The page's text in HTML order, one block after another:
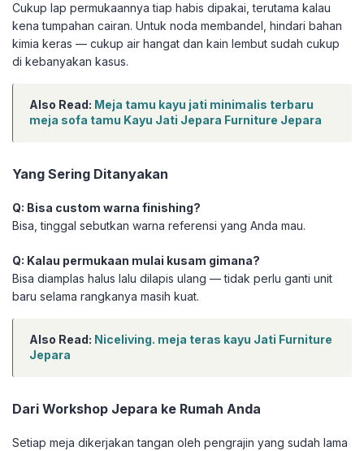
Cukup lap permukaannya tiap habis dipakai, terutama kalau
kena tumpahan cairan. Untuk noda membandel, hindari bahan
kimia keras — cukup air hangat dan kain lembut sudah cukup
di kebanyakan kasus.
Also Read: Meja tamu kayu jati minimalis terbaru
meja sofa tamu Kayu Jati Jepara Furniture Jepara
Yang Sering Ditanyakan
Q: Bisa custom warna finishing?
Bisa, tinggal sebutkan warna referensi yang Anda mau.
Q: Kalau permukaan mulai kusam gimana?
Bisa diamplas halus lalu dilapis ulang — tidak perlu ganti unit
baru selama rangkanya masih kuat.
Also Read: Niceliving. meja teras kayu Jati Furniture
Jepara
Dari Workshop Jepara ke Rumah Anda
Setiap meja dikerjakan tangan oleh pengrajin yang sudah lama